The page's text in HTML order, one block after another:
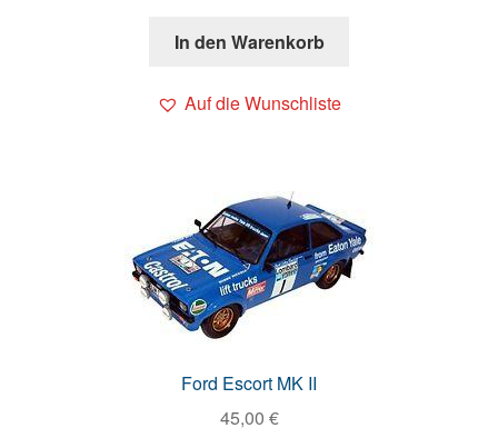
In den Warenkorb
Auf die Wunschliste
Ford Escort MK II
45,00 €